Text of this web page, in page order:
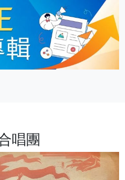
唱團